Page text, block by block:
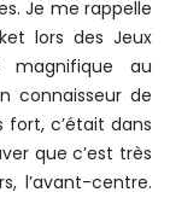
Je me rappelle
lors des Jeux
magnifique au
connaisseur de
c’était dans
que c’est très
l’avant-centre.